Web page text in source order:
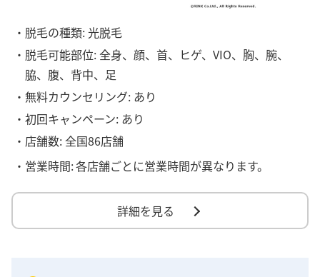
・脱毛の種類: 光脱毛
・脱毛可能部位: 全身、顔、首、ヒゲ、VIO、胸、腕、
脇、腹、背中、足
・無料カウンセリング: あり
・初回キャンペーン: あり
・店舗数: 全国86店舗
・営業時間:各店舗ごとに営業時間が異なります。
詳細を見る